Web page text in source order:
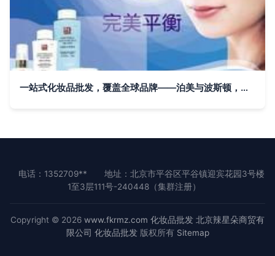
一站式化妆品批发，覆盖全球品牌——泊美与波斯顿，河南源头直供
电话：1352709**
地址：北京市平谷区平谷镇迎宾花园3号楼
1至3层111号-240448（集群注册）
Copyright © 2026 www.fkrmz.com 化妆品批发 北京辣星朵商贸有
限公司 化妆品批发版权所有 Sitemap